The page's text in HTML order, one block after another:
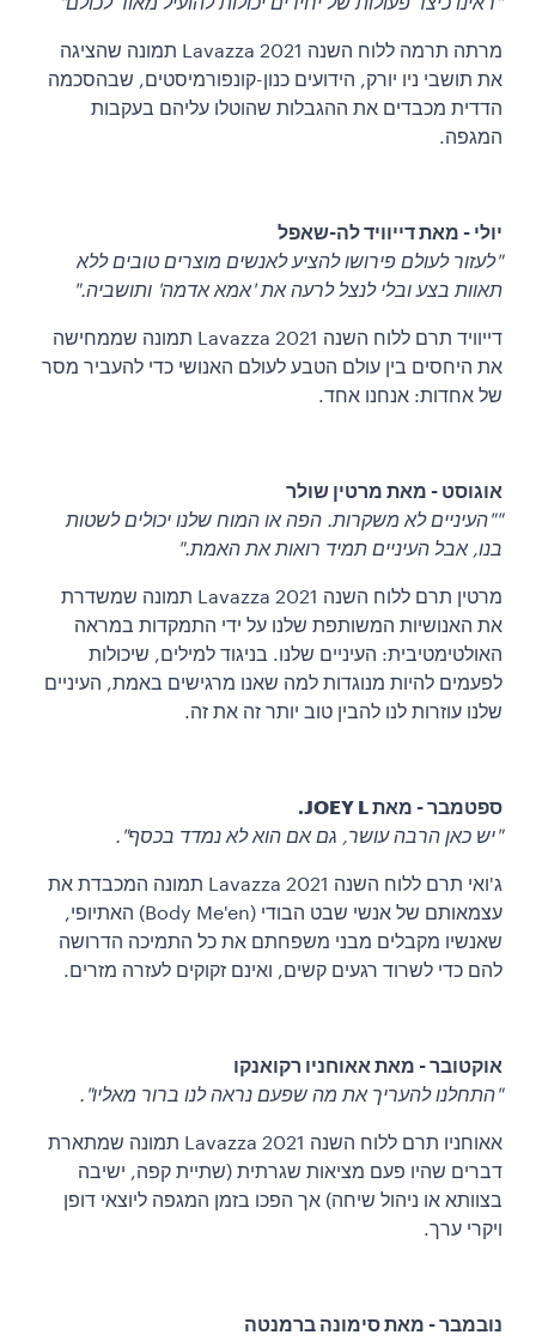
מרתה תרמה ללוח השנה Lavazza 2021 תמונה שהציגה
את תושבי ניו יורק, הידועים כנון-קונפורמיסטים, שבהסכמה
הדדית מכבדים את ההגבלות שהוטלו עליהם בעקבות
המגפה.
יולי - מאת דייוויד לה-שאפל
"לעזור לעולם פירושו להציע לאנשים מוצרים טובים ללא
תאוות בצע ובלי לנצל לרעה את 'אמא אדמה' ותושביה."
דייוויד תרם ללוח השנה Lavazza 2021 תמונה שממחישה
את היחסים בין עולם הטבע לעולם האנושי כדי להעביר מסר
של אחדות: אנחנו אחד.
אוגוסט - מאת מרטין שולר
""העיניים לא משקרות. הפה או המוח שלנו יכולים לשטות
בנו, אבל העיניים תמיד רואות את האמת."
מרטין תרם ללוח השנה Lavazza 2021 תמונה שמשדרת
את האנושיות המשותפת שלנו על ידי התמקדות במראה
האולטימטיבית: העיניים שלנו. בניגוד למילים, שיכולות
לפעמים להיות מנוגדות למה שאנו מרגישים באמת, העיניים
שלנו עוזרות לנו להבין טוב יותר זה את זה.
ספטמבר - מאת JOEY L.
"יש כאן הרבה עושר, גם אם הוא לא נמדד בכסף".
ג'ואי תרם ללוח השנה Lavazza 2021 תמונה המכבדת את
עצמאותם של אנשי שבט הבודי (Body Me'en) האתיופי,
שאנשיו מקבלים מבני משפחתם את כל התמיכה הדרושה
להם כדי לשרוד רגעים קשים, ואינם זקוקים לעזרה מזרים.
אוקטובר - מאת אאוחניו רקואנקו
"התחלנו להעריך את מה שפעם נראה לנו ברור מאליו".
אאוחניו תרם ללוח השנה Lavazza 2021 תמונה שמתארת
דברים שהיו פעם מציאות שגרתית (שתיית קפה, ישיבה
בצוותא או ניהול שיחה) אך הפכו בזמן המגפה ליוצאי דופן
ויקרי ערך.
נובמבר - מאת סימונה ברמנטה